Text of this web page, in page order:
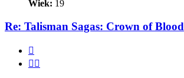
Wiek: 19
Re: Talisman Sagas: Crown of Blood